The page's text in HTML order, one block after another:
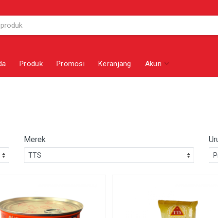
Produk Promosi Keranjang Akun
Merek